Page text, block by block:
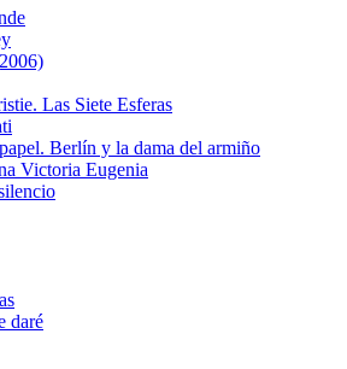
Las Siete Esferas
Berlín y la dama del armiño
Victoria Eugenia
daré